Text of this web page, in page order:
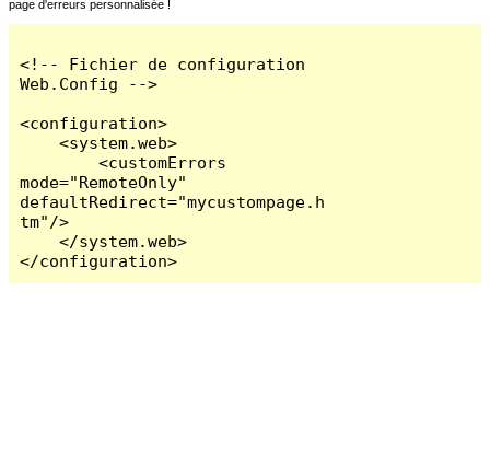
page d'erreurs personnalisée !
<!-- Fichier de configuration
Web.Config -->
<configuration>
    <system.web>
        <customErrors
mode="RemoteOnly"
defaultRedirect="mycustompage.h
tm"/>
    </system.web>
</configuration>